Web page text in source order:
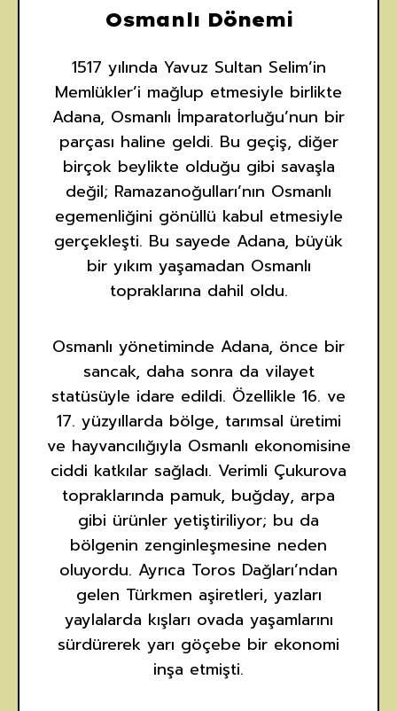
Osmanlı Dönemi
1517 yılında Yavuz Sultan Selim’in
Memlükler’i mağlup etmesiyle birlikte
Adana, Osmanlı İmparatorluğu’nun bir
parçası haline geldi. Bu geçiş, diğer
birçok beylikte olduğu gibi savaşla
değil; Ramazanoğulları’nın Osmanlı
egemenliğini gönüllü kabul etmesiyle
gerçekleşti. Bu sayede Adana, büyük
bir yıkım yaşamadan Osmanlı
topraklarına dahil oldu.
Osmanlı yönetiminde Adana, önce bir
sancak, daha sonra da vilayet
statüsüyle idare edildi. Özellikle 16. ve
17. yüzyıllarda bölge, tarımsal üretimi
ve hayvancılığıyla Osmanlı ekonomisine
ciddi katkılar sağladı. Verimli Çukurova
topraklarında pamuk, buğday, arpa
gibi ürünler yetiştiriliyor; bu da
bölgenin zenginleşmesine neden
oluyordu. Ayrıca Toros Dağları’ndan
gelen Türkmen aşiretleri, yazları
yaylalarda kışları ovada yaşamlarını
sürdürerek yarı göçebe bir ekonomi
inşa etmişti.